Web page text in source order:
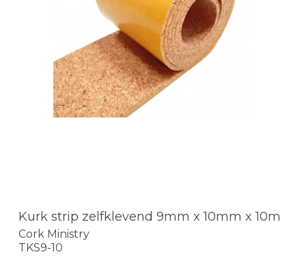
Kurk strip zelfklevend 9mm x 10mm x 10m
Cork Ministry
TKS9-10